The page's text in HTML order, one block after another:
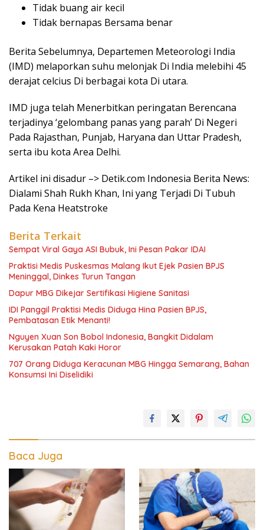
Tidak buang air kecil
Tidak bernapas Bersama benar
Berita Sebelumnya, Departemen Meteorologi India
(IMD) melaporkan suhu melonjak Di India melebihi 45
derajat celcius Di berbagai kota Di utara.
IMD juga telah Menerbitkan peringatan Berencana
terjadinya ‘gelombang panas yang parah’ Di Negeri
Pada Rajasthan, Punjab, Haryana dan Uttar Pradesh,
serta ibu kota Area Delhi.
Artikel ini disadur –> Detik.com Indonesia Berita News:
Dialami Shah Rukh Khan, Ini yang Terjadi Di Tubuh
Pada Kena Heatstroke
Berita Terkait
Sempat Viral Gaya ASI Bubuk, Ini Pesan Pakar IDAI
Praktisi Medis Puskesmas Malang Ikut Ejek Pasien BPJS
Meninggal, Dinkes Turun Tangan
Dapur MBG Dikejar Sertifikasi Higiene Sanitasi
IDI Panggil Praktisi Medis Diduga Hina Pasien BPJS,
Pembatasan Etik Menanti!
Nguyen Xuan Son Bobol Indonesia, Bangkit Didalam
Kerusakan Patah Kaki Horor
707 Orang Diduga Keracunan MBG Hingga Semarang, Bahan
Konsumsi Ini Diselidiki
Baca Juga